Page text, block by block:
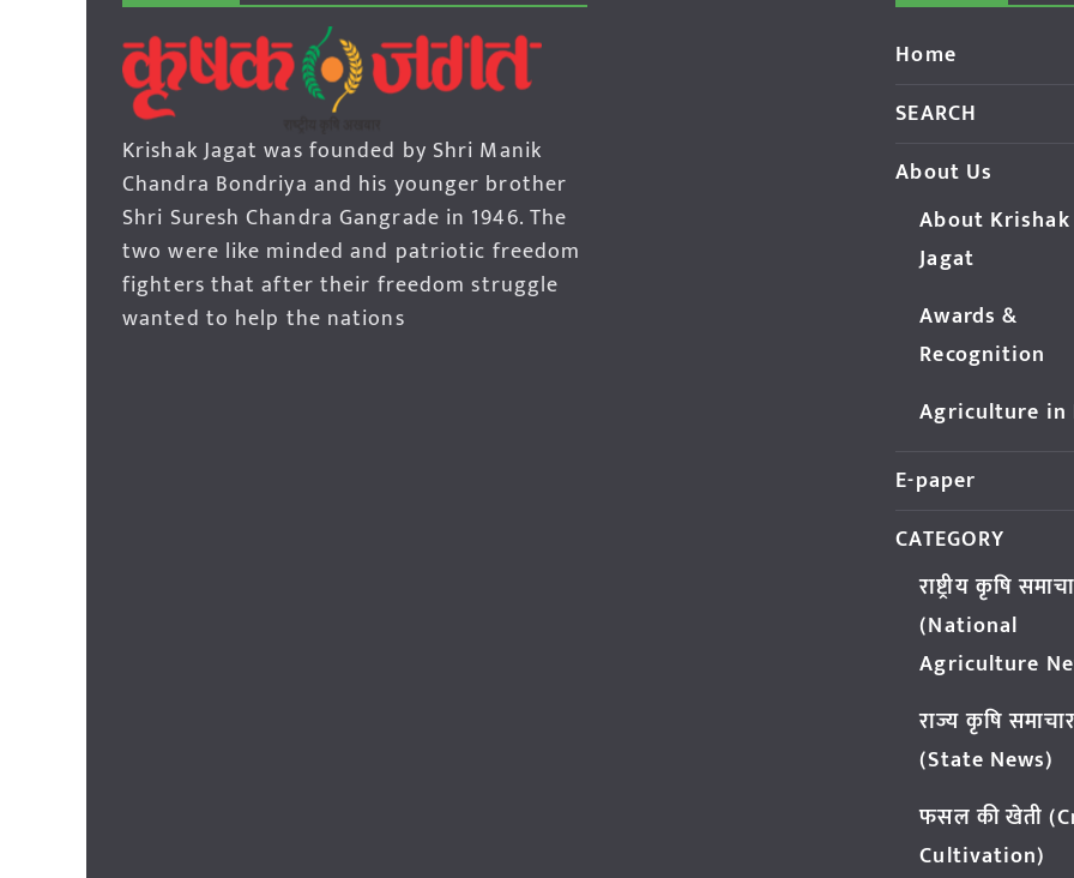
Krishak Jagat was founded by Shri Manik
Chandra Bondriya and his younger brother
Shri Suresh Chandra Gangrade in 1946. The
two were like minded and patriotic freedom
fighters that after their freedom struggle
wanted to help the nations
Home
SEARCH
About Us
About Krishak
Jagat
Awards &
Recognition
Agriculture in
E-paper
CATEGORY
राष्ट्रीय कृषि
(National
Agriculture
राज्य कृषि समाचार
(State News)
फसल की खेती
Cultivation)